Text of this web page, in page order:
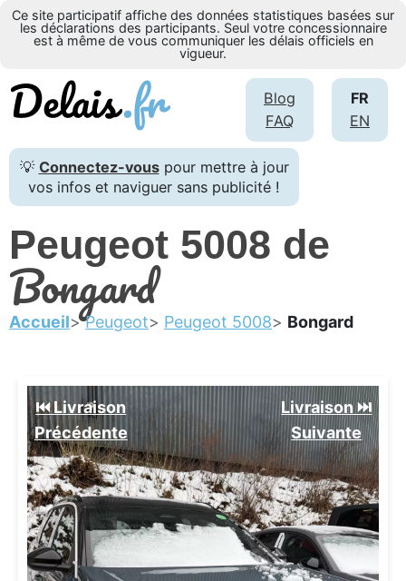
Ce site participatif affiche des données statistiques basées sur
les déclarations des participants. Seul votre concessionnaire
est à même de vous communiquer les délais officiels en
vigueur.
FR
EN
Blog
FAQ
💡 Connectez-vouspour mettre à jour
vos infos et naviguer sans publicité !
Peugeot 5008 de
Bongard
Accueil Peugeot Peugeot 5008 Bongard
⏮️ Livraison
Précédente
Livraison ⏭️
Suivante️